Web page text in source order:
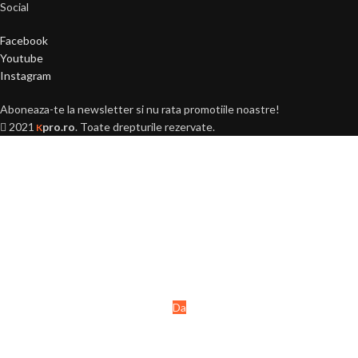
Social
Facebook
Youtube
Instagram
Aboneaza-te la newsletter si nu rata promotiile noastre!
2021 Kpro.ro. Toate drepturile rezervate.
Da